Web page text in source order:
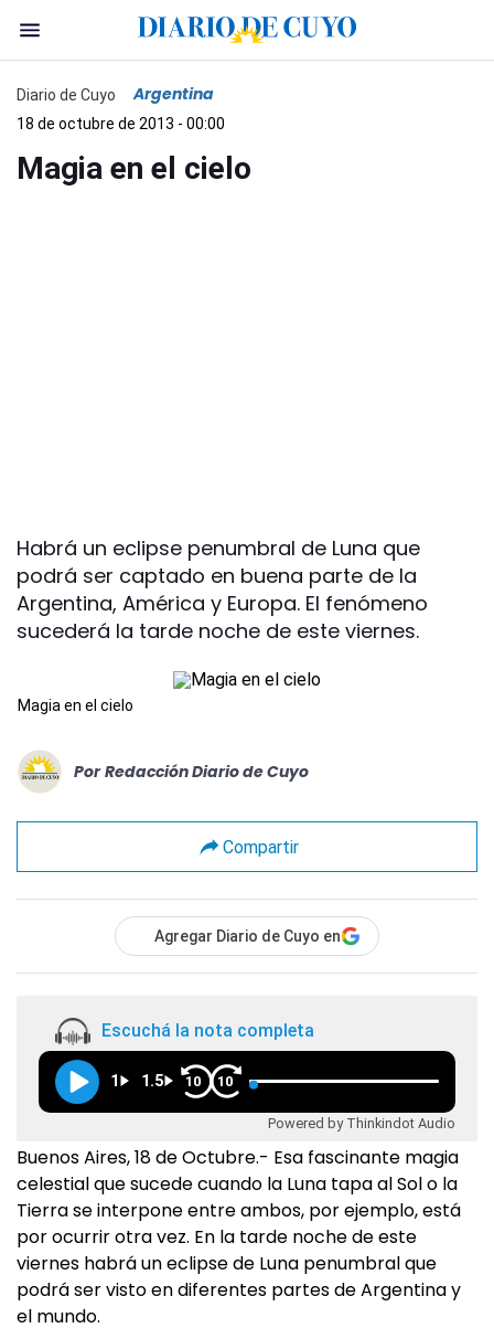
Diario de Cuyo Argentina
18 de octubre de 2013 - 00:00
Magia en el cielo
Habrá un eclipse penumbral de Luna que
podrá ser captado en buena parte de la
Argentina, América y Europa. El fenómeno
sucederá la tarde noche de este viernes.
Magia en el cielo
Por Redacción Diario de Cuyo
Compartir
Agregar Diario de Cuyo en
Escuchá la nota completa
1 1.5 10 10
Powered by Thinkindot Audio
Buenos Aires, 18 de Octubre.- Esa fascinante magia
celestial que sucede cuando la Luna tapa al Sol o la
Tierra se interpone entre ambos, por ejemplo, está
por ocurrir otra vez. En la tarde noche de este
viernes habrá un eclipse de Luna penumbral que
podrá ser visto en diferentes partes de Argentina y
el mundo.